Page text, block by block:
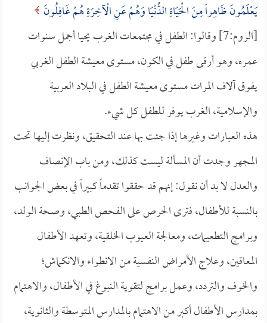
يَعْلَمُونَ ظَاهِراً مِنَ الْحَيَاةِ الدُّنْيَا وَهُمْ عَنِ الْآخِرَةِ هُمْ غَافِلُونَ
[الروم:7] وقالوا: الطفل في مجتمعات الغرب يحيا أجمل سنوات
عمره، وهو أرقى طفل في الكون، مستوى معيشة الطفل الغربي
يفوق آلاف المرات مستوى معيشة الطفل في البلاد العربية
والإسلامية، الغرب يوفر للطفل كل شيء.
هذه العبارات وغيرها إذا جئت بها عند التحقيق، ونظرت إليها تحت
المجهر وجدت أن المسألة ليست كذلك، ومن باب الإنصاف
والعدل لا بد أن نقول: إنهم قد حققوا تقدماً كبيراً في بعض الجوانب
بالنسبة للأطفال، فترى الحرص على الفحص الطبي، وصحة الولد،
وبرامج التطعيمات، ومعالجة العيوب الخلقية، وتعهد الأطفال
المعاقين، وعلاج الأمراض النفسية من الانطواء والانكماش؛
والخوف والتردد، وعمل برامج لتقوية النبوغ في الأطفال، والاهتمام
بمدارس الأطفال أكبر من الاهتمام بالمدارس المتوسطة والثانوية،